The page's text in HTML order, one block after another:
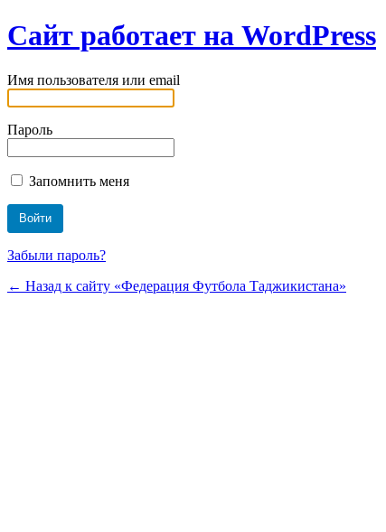
Сайт работает на WordPress
Имя пользователя или email
Пароль
Запомнить меня
Забыли пароль?
← Назад к сайту «Федерация Футбола Таджикистана»